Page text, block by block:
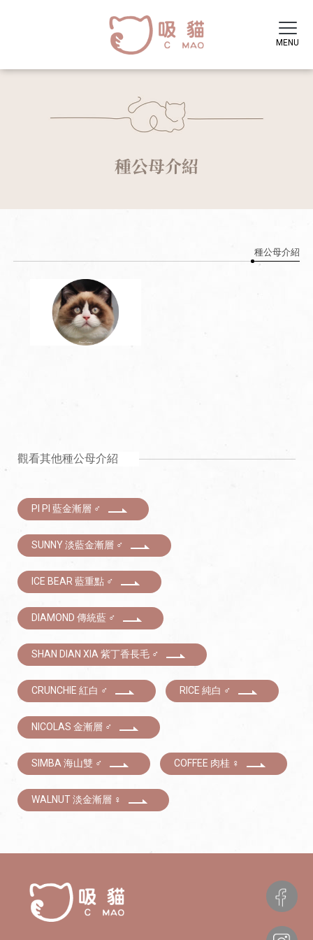
種公母介紹
種公母介紹
觀看其他種公母介紹
PI PI 藍金漸層 ♂
SUNNY 淡藍金漸層 ♂
ICE BEAR 藍重點 ♂
DIAMOND 傳統藍 ♂
SHAN DIAN XIA 紫丁香長毛 ♂
CRUNCHIE 紅白 ♂ RICE 純白 ♂
NICOLAS 金漸層 ♂
SIMBA 海山雙 ♂ COFFEE 肉桂 ♀
WALNUT 淡金漸層 ♀